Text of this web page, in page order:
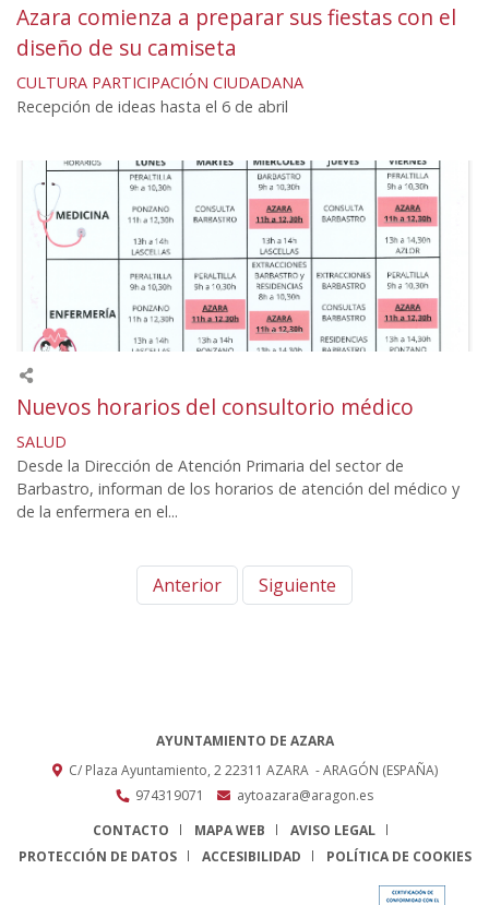
Azara comienza a preparar sus fiestas con el
diseño de su camiseta
CULTURA PARTICIPACIÓN CIUDADANA
Recepción de ideas hasta el 6 de abril
Nuevos horarios del consultorio médico
SALUD
Desde la Dirección de Atención Primaria del sector de
Barbastro, informan de los horarios de atención del médico y
de la enfermera en el...
Anterior Siguiente
AYUNTAMIENTO DE AZARA
C/ Plaza Ayuntamiento, 222311 AZARA - ARAGÓN (ESPAÑA)
974319071
aytoazara@aragon.es
CONTACTO
MAPA WEB
AVISO LEGAL
PROTECCIÓN DE DATOS
ACCESIBILIDAD POLÍTICA DE COOKIES